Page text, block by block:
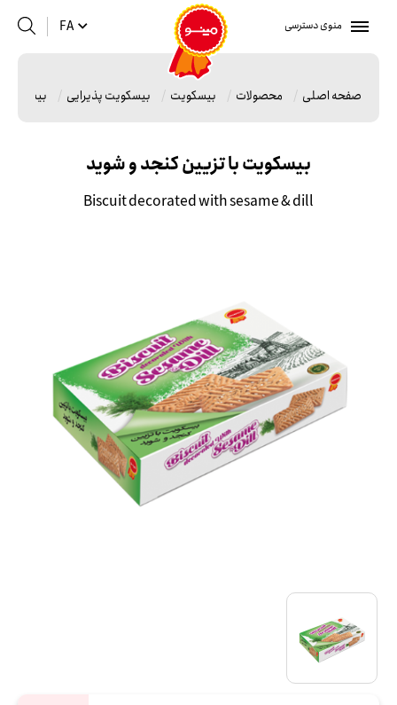
منوی دسترسی FA
صفحه اصلی محصولات بیسکویت بیسکویت پذیرایی بیسکویت
بیسکویت با تزیین کنجد و شوید
Biscuit decorated with sesame & dill